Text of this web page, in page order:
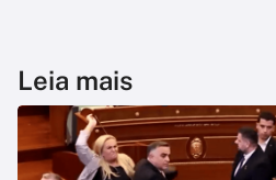
Leia mais